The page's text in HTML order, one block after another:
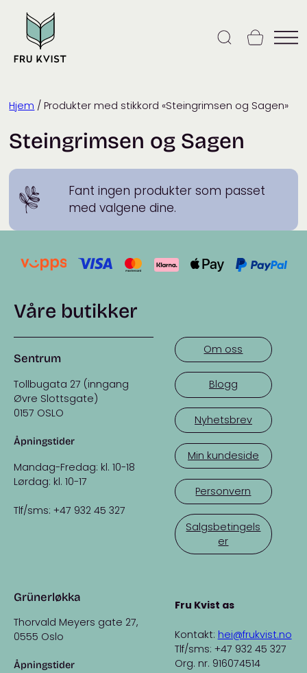
content
Hjem / Produkter med stikkord «Steingrimsen og Sagen»
Steingrimsen og Sagen
Fant ingen produkter som passet
med valgene dine.
Våre butikker
Sentrum
Tollbugata 27 (inngang
Øvre Slottsgate)
0157 OSLO
Åpningstider
Mandag-Fredag: kl. 10-18
Lørdag: kl. 10-17
Tlf/sms: +47 932 45 327
Grünerløkka
Thorvald Meyers gate 27,
0555 Oslo
Åpningstider
Om oss
Blogg
Nyhetsbrev
Min kundeside
Personvern
Salgsbetingels
er
Fru Kvist as
Kontakt: hei@frukvist.no
Tlf/sms: +47 932 45 327
Org. nr. 916074514